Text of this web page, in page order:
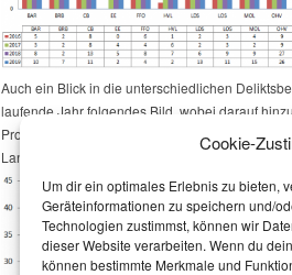
Cookie-
Um dir ein optimales Erlebnis zu bieten,
Geräteinformationen zu speichern und/
Technologien zustimmst, können wir
dieser Website verarbeiten. Wenn du
können bestimmte Merkmale und
Auch ein Blick in die unterschiedlichen
laufende Jahr folgendes Bild, wobei darauf
Propagandadelikten in Oberhavel vor allem auf
Landtagswahlkampf der NPD zurückzuführen ist: